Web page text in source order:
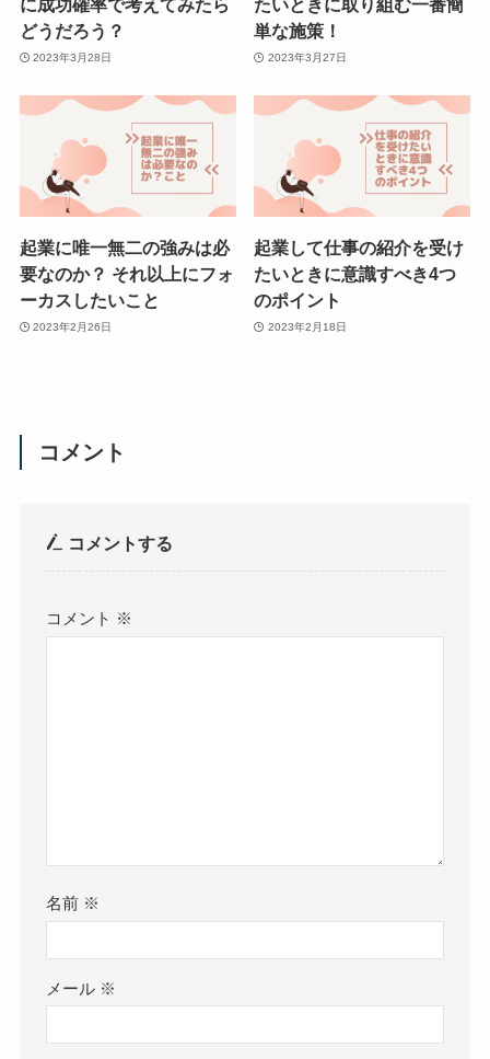
に成功確率で考えてみたら
どうだろう？
2023年3月28日
たいときに取り組む一番簡
単な施策！
2023年3月27日
起業に唯一無二の強みは必
要なのか？ それ以上にフォ
ーカスしたいこと
2023年2月26日
起業して仕事の紹介を受け
たいときに意識すべき4つ
のポイント
2023年2月18日
コメント
コメントする
コメント ※
名前 ※
メール ※